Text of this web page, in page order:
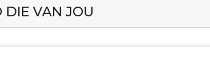
Personlijke Onderzetters
Heupflessen
DIE VAN JOU